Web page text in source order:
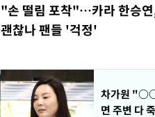
"손 떨림 포착"…카라 한승
괜찮나 팬들 '걱정'
차가원
면 주변 다